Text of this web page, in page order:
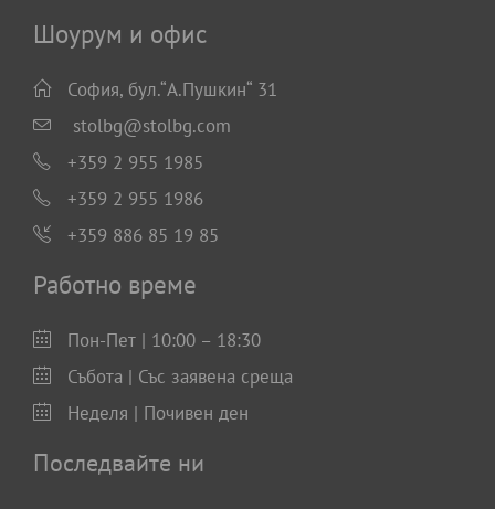
Шоурум и офис
София, бул.“А.Пушкин“ 31
stolbg@stolbg.com
+359 2 955 1985
+359 2 955 1986
+359 886 85 19 85
Работно време
Пон-Пет | 10:00 – 18:30
Събота | Със заявена среща
Неделя | Почивен ден
Последвайте ни